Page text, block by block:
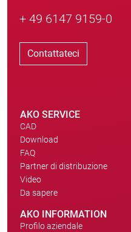
+ 49 6147 9159-0
Contattateci
AKO SERVICE
CAD
Download
FAQ
Partner di distribuzione
Video
Da sapere
AKO INFORMATION
Profilo aziendale